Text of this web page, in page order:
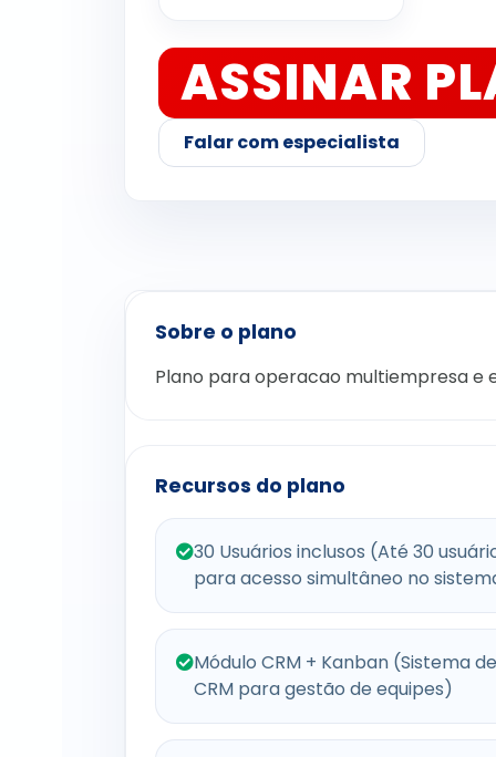
ASSINAR
Falar com especialista
Sobre o plano
Plano para operacao multiempresa e
Recursos do plano
30 Usuários inclusos (Até 30
para acesso simultâneo no
Módulo CRM + Kanban (Sistema de
CRM para gestão de equipes)